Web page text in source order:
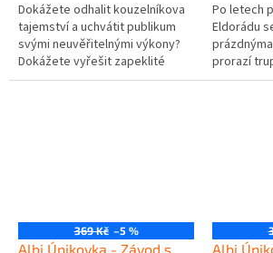
Dokážete odhalit kouzelníkova
tajemství a uchvátit publikum
svými neuvěřitelnými výkony?
Dokážete vyřešit zapeklité
rébusy a odhalit kouzelníkovy
Po letech
Eldorádu
prorazí
kamenná
369 Kč –5 %
Albi Únikovka - Závod s
Albi